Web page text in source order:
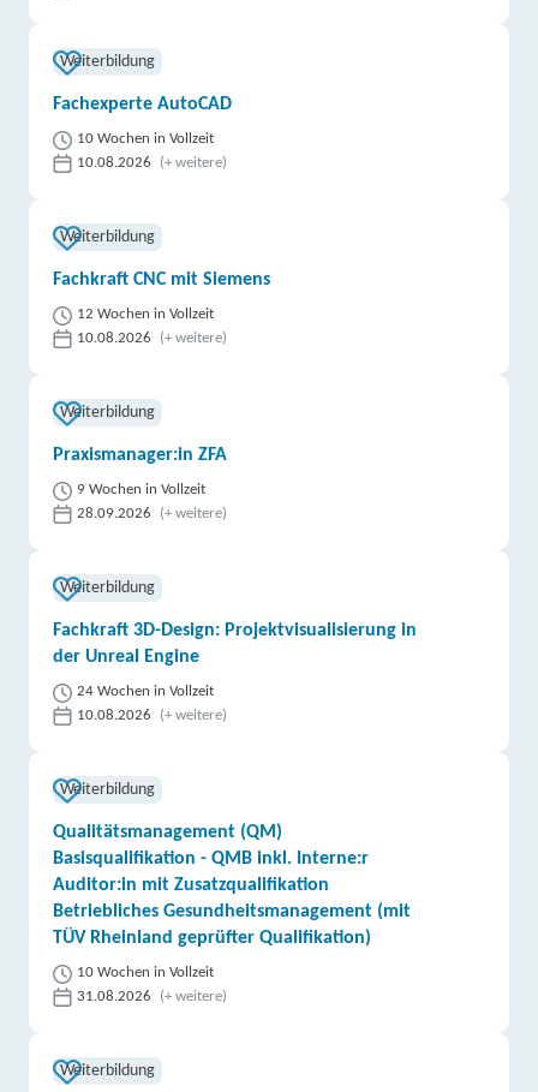
Weiterbildung
Fachexperte AutoCAD
10 Wochen in Vollzeit
10.08.2026
(+ weitere)
Weiterbildung
Fachkraft CNC mit Siemens
12 Wochen in Vollzeit
10.08.2026
(+ weitere)
Weiterbildung
Praxismanager:in ZFA
9 Wochen in Vollzeit
28.09.2026
(+ weitere)
Weiterbildung
Fachkraft 3D-Design: Projektvisualisierung in
der Unreal Engine
24 Wochen in Vollzeit
10.08.2026
(+ weitere)
Weiterbildung
Qualitätsmanagement (QM)
Basisqualifikation - QMB inkl. Interne:r
Auditor:in mit Zusatzqualifikation
Betriebliches Gesundheitsmanagement (mit
TÜV Rheinland geprüfter Qualifikation)
10 Wochen in Vollzeit
31.08.2026
(+ weitere)
Weiterbildung